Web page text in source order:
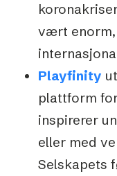
vært enorm,
Playfinity
plattform
inspirerer
eller med
Selskapets